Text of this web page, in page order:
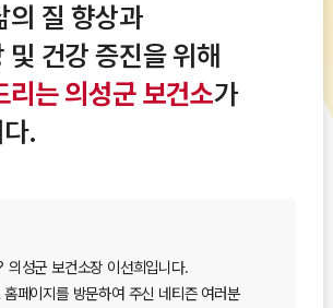
의 질 향상과
및 건강 증진을 위해
리는 의성군 보건소가
.
의성군 보건소장 이선희입니다.
페이지를 방문하여 주신 네티즌 여러분